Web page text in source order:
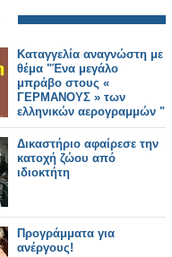
Καταγγελία αναγνώστη με
θέμα "Ένα μεγάλο
μπράβο στους «
ΓΕΡΜΑΝΟΥΣ » των
ελληνικών αερογραμμών "
Δικαστήριο αφαίρεσε την
κατοχή ζώου από
ιδιοκτήτη
Προγράμματα για
ανέργους!